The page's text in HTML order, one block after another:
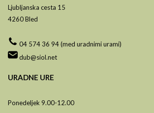
Ljubljanska cesta 15
4260 Bled
04 574 36 94 (med uradnimi urami)
dub@siol.net
URADNE URE
Ponedeljek 9.00-12.00